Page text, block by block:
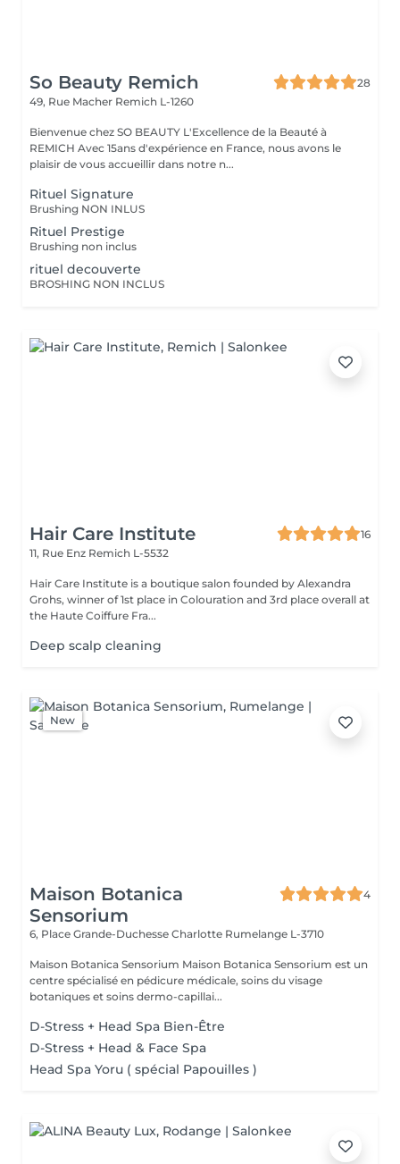
So Beauty Remich
28
49, Rue Macher Remich L-1260
Bienvenue chez SO BEAUTY L'Excellence de la Beauté à
REMICH Avec 15ans d'expérience en France, nous avons le
plaisir de vous accueillir dans notre n...
Rituel Signature
Brushing NON INLUS
Rituel Prestige
Brushing non inclus
rituel decouverte
BROSHING NON INCLUS
Hair Care Institute
16
11, Rue Enz Remich L-5532
Hair Care Institute is a boutique salon founded by Alexandra
Grohs, winner of 1st place in Colouration and 3rd place overall at
the Haute Coiffure Fra...
Deep scalp cleaning
New
Maison Botanica
Sensorium
4
6, Place Grande-Duchesse Charlotte Rumelange L-3710
Maison Botanica Sensorium Maison Botanica Sensorium est un
centre spécialisé en pédicure médicale, soins du visage
botaniques et soins dermo-capillai...
D-Stress + Head Spa Bien-Être
D-Stress + Head & Face Spa
Head Spa Yoru ( spécial Papouilles )